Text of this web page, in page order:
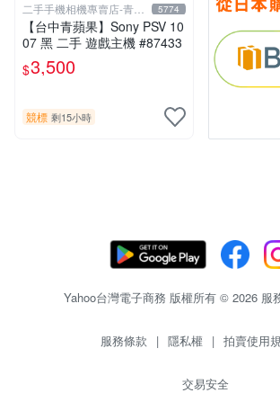
二手手機相機專賣店-青蘋
果3c
5774
【台中青蘋果】Sony PSV 10
07 黑 二手 遊戲主機 #87433
$3,500
競標 剩15小時
Yahoo台灣電子商務 版權所有 © 2026 服
服務條款 | 隱私權 | 拍賣使用
交易安全